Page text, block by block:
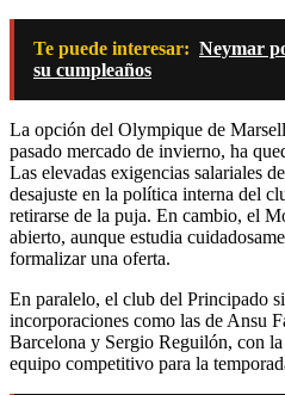
Te puede interesar: Neymar
su cumpleaños
La opción del Olympique de
pasado mercado de invierno, ha
Las elevadas exigencias salariales
desajuste en la política interna del
retirarse de la puja. En cambio, el
abierto, aunque estudia
formalizar una oferta.
En paralelo, el club del Principado
incorporaciones como las de Ansu
Barcelona y Sergio Reguilón, con
equipo competitivo para la